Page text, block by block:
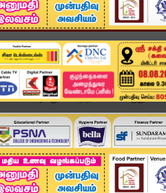
தமிழ்நாடு சினிமா அரசியல்
கீர்த்தி சக்ரா விருது ...